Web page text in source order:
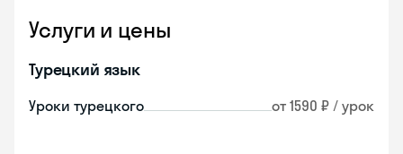
Услуги и цены
Турецкий язык
Уроки турецкого от 1590 ₽ / урок